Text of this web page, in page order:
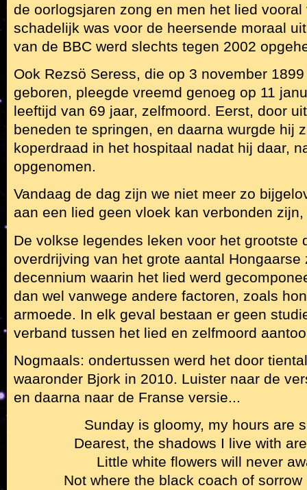
de oorlogsjaren zong en men het lied
schadelijk was voor de heersende moraal
van de BBC werd slechts tegen 2002
Ook Rezsö Seress, die op 3 november
geboren, pleegde vreemd genoeg op 11
leeftijd van 69 jaar, zelfmoord. Eerst, door
beneden te springen, en daarna wurgde hij
koperdraad in het hospitaal nadat hij daar,
opgenomen.
Vandaag de dag zijn we niet meer zo
aan een lied geen vloek kan verbonden
De volkse legendes leken voor het grootste
overdrijving van het grote aantal
decennium waarin het lied werd
dan wel vanwege andere factoren, zoals
armoede. In elk geval bestaan er geen
verband tussen het lied en zelfmoord
Nogmaals: ondertussen werd het door
waaronder Bjork in 2010. Luister naar de
en daarna naar de Franse versie...
Sunday is gloomy, my hours are
Dearest, the shadows I live with
Little white flowers will never
Not where the black coach of